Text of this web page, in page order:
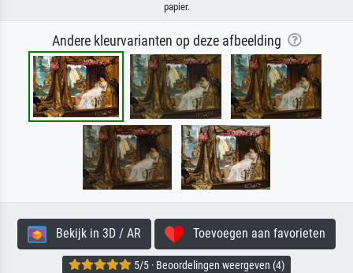
papier.
Andere kleurvarianten op deze afbeelding
Bekijk in 3D / AR Toevoegen aan favorieten
5/5 · Beoordelingen weergeven (4)